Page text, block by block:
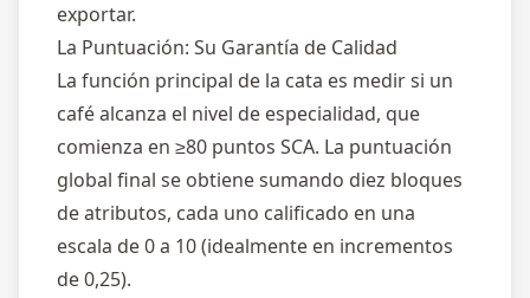
exportar.
La Puntuación: Su Garantía de Calidad
La función principal de la cata es medir si un
café alcanza el nivel de especialidad, que
comienza en ≥80 puntos SCA. La puntuación
global final se obtiene sumando diez bloques
de atributos, cada uno calificado en una
escala de 0 a 10 (idealmente en incrementos
de 0,25).